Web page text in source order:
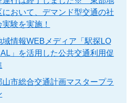
において、デマンド型交通の社
実験を実施！
域情報WEBメディア「駅探LO
」を活用した公共交通利用促
山市総合交通計画マスタープラ